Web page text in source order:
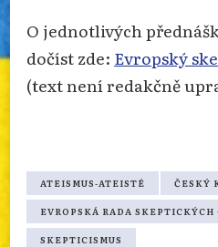
O jednotlivých
dočíst zde: Evropský
(text není redakčně
ATEISMUS-ATEISTÉ ČESKÝ
EVROPSKÁ RADA
SKEPTICISMUS